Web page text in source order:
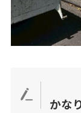
かな